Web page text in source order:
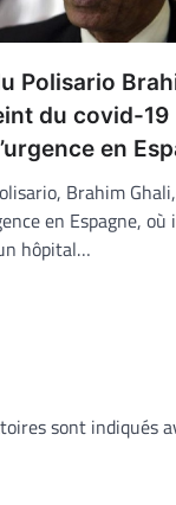
Polisario
du covid-19
en
Brahim
en Espagne, où
hôpital…
sont indiqués